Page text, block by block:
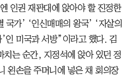
인권 재판대에 앉아야 할 진정한
국가’ ‘인신매매의 왕국’ ‘자살의
인 미국과 서방”이라고 했다. 김
치는 순간, 지정석에 앉아 있던 정
왼손을 주머니에 넣은 채 회의장